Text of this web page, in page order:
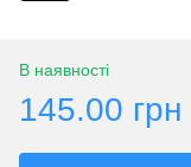
В наявності
145.00 грн